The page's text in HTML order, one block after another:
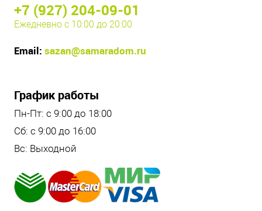
+7 (927) 204-09-01
Ежедневно с 10:00 до 20:00
Email: sazan@samaradom.ru
График работы
Пн-Пт: с 9:00 до 18:00
Сб: с 9:00 до 16:00
Вс: Выходной